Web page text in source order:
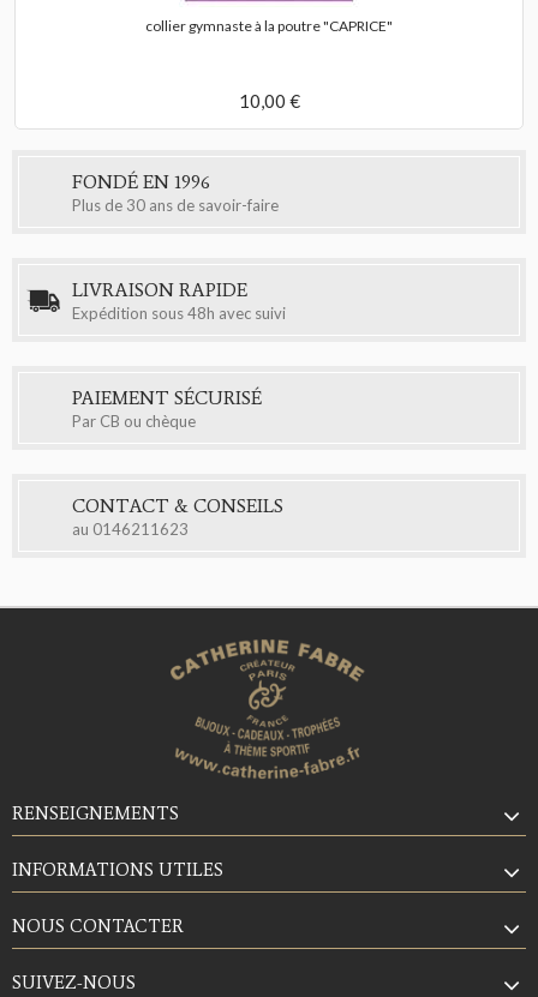
collier gymnaste à la poutre "CAPRICE"
10,00 €
FONDÉ EN 1996
Plus de 30 ans de savoir-faire
LIVRAISON RAPIDE
Expédition sous 48h avec suivi
PAIEMENT SÉCURISÉ
Par CB ou chèque
CONTACT & CONSEILS
au 0146211623
RENSEIGNEMENTS
INFORMATIONS UTILES
NOUS CONTACTER
SUIVEZ-NOUS